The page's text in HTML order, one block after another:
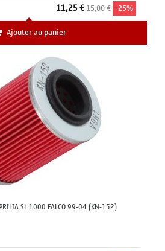
11,25 €15,00 € -25%
Ajouter au panier
SL 1000 FALCO 99-04 (KN-152)